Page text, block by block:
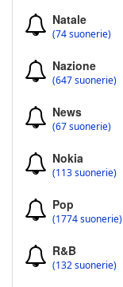
Natale
(74 suonerie)
Nazione
(647 suonerie)
News
(67 suonerie)
Nokia
(113 suonerie)
Pop
(1774 suonerie)
R&B
(132 suonerie)